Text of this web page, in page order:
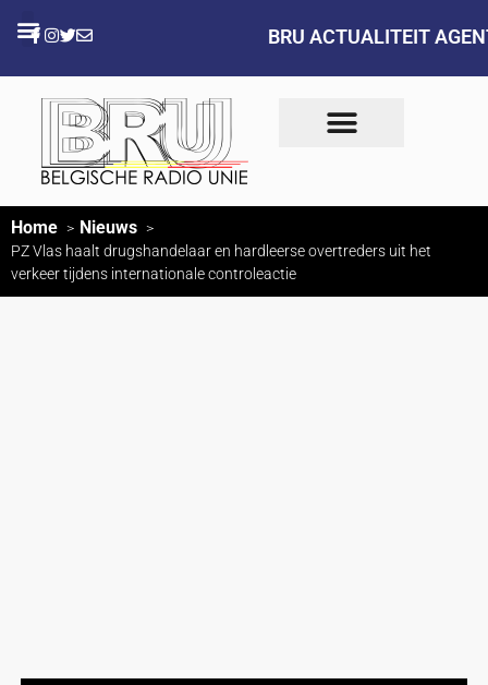
BRU ACTUALITEIT
Home Nieuws
PZ Vlas haalt drugshandelaar en hardleerse overtreders uit het
verkeer tijdens internationale controleactie